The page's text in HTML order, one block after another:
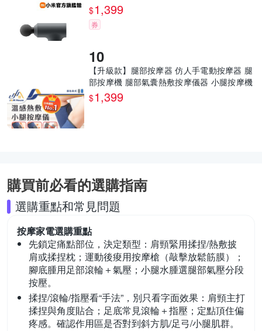
$1,399
券
【升級款】腿部按摩器 仿人手電動按摩器 腿
部按摩機 腿部氣囊熱敷按摩儀器 小腿按摩機
按摩
$1,399
購買前必看的選購指南
選購重點和常見問題
按摩家電選購重點
先鎖定痛點部位，決定類型： 肩頸緊用揉捏/熱敷披
肩或揉捏枕；運動後痠用按摩槍（敲擊放鬆筋膜）；
腳底腫用足部滾輪＋氣壓；小腿水腫選腿部氣壓分段
按壓。
揉捏/滾輪/指壓看“手法”，別只看字面效果： 肩頸主打
揉捏與角度貼合；足底常見滾輪＋指壓；定點頂住偏
疼感。確認作用區是否對到斜方肌/足弓/小腿肌群。